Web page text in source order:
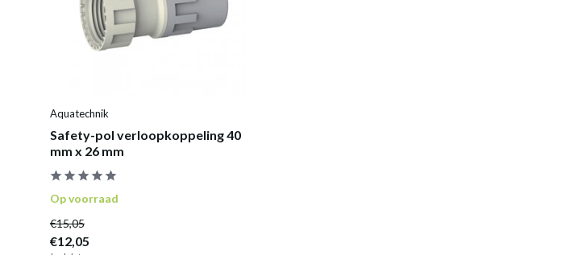
Aquatechnik
Safety-pol verloopkoppeling 40
mm x 26 mm
Op voorraad
€15,05
€12,05